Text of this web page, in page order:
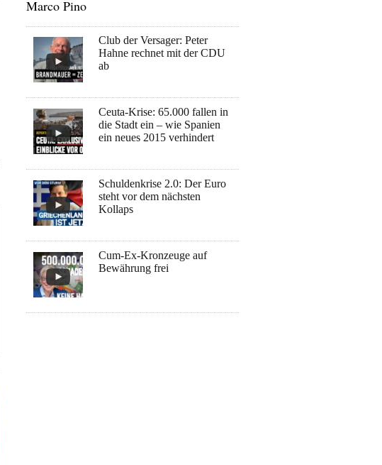
Marco Pino
Club der Versager: Peter
Hahne rechnet mit der CDU
ab
Ceuta-Krise: 65.000 fallen in
die Stadt ein – wie Spanien
ein neues 2015 verhindert
Schuldenkrise 2.0: Der Euro
steht vor dem nächsten
Kollaps
Cum-Ex-Kronzeuge auf
Bewährung frei